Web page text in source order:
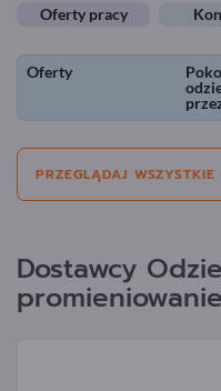
Oferty pracy
Oferty
PRZEGLĄDAJ
Dostawcy